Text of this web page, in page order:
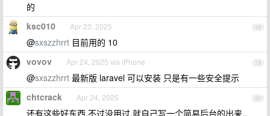
的
18
ksc010 Apr 23, 2025
@sxszzhrrt 目前用的 10
19
vovov Apr 24, 2025 via iPhone
@sxszzhrrt 最新版 laravel 可以安装 只是有一些安全提示
20
chtcrack Apr 24, 2025
还有这些好东西,不过没用过,就自己写一个简易后台的出来..